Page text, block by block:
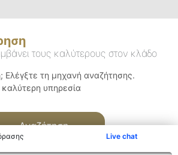
Live chat
τους καλύτερους στον κλάδο
Ελέγξτε τη μηχανή αναζήτησης.
υπηρεσία
Αναζήτηση